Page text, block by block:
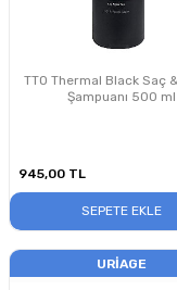
TTO Thermal Black Saç
Şampuanı 500 ml
945,00 TL
SEPETE EKLE
URIAGE